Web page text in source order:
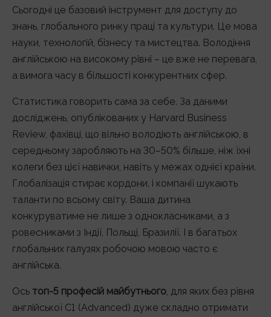
Сьогодні це базовий інструмент для доступу до
знань, глобального ринку праці та культури. Це мова
науки, технологій, бізнесу та мистецтва. Володіння
англійською на високому рівні – це вже не перевага,
а вимога часу в більшості конкурентних сфер.
Статистика говорить сама за себе. За даними
досліджень, опублікованих у Harvard Business
Review, фахівці, що вільно володіють англійською, в
середньому заробляють на 30–50% більше, ніж їхні
колеги без цієї навички, навіть у межах однієї країни.
Глобалізація стирає кордони, і компанії шукають
таланти по всьому світу. Ваша дитина
конкуруватиме не лише з однокласниками, а з
ровесниками з Індії, Польщі, Бразилії. І в багатьох
глобальних галузях робочою мовою часто є
англійська.
Ось топ-5 професій майбутнього, для яких без рівня
англійської C1 (Advanced) дуже складно отримати